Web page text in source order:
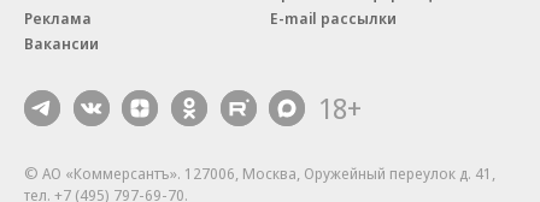
Реклама
Вакансии
E-mail рассылки
18+
© АО «Коммерсантъ». 127006, Москва, Оружейный переулок д. 41,
тел. +7 (495) 797-69-70.